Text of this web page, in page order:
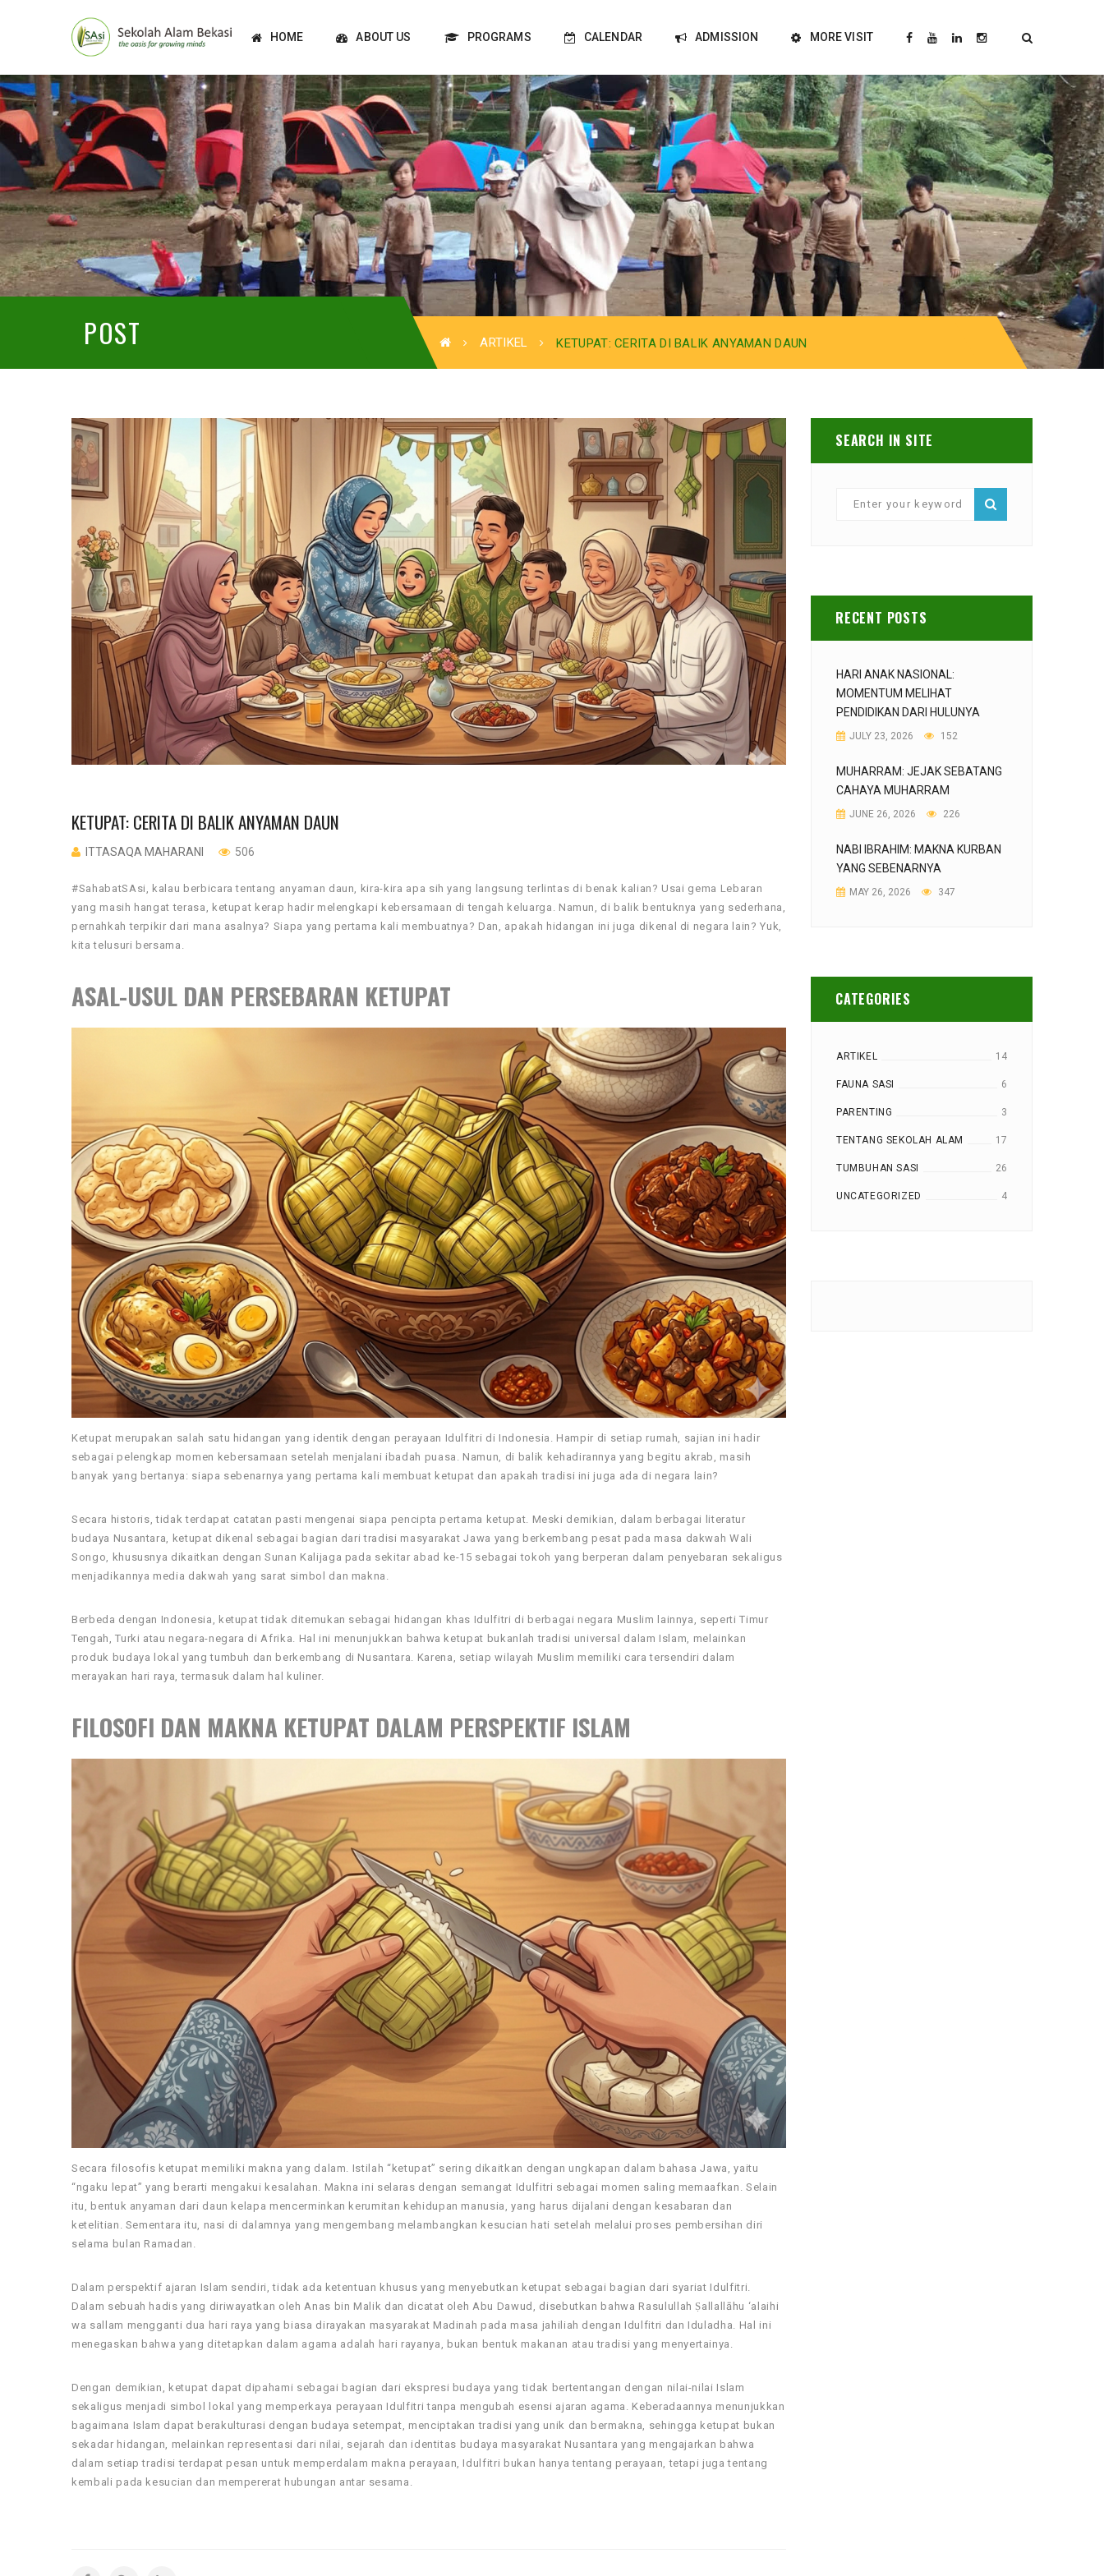
HOME ABOUT US PROGRAMS CALENDAR ADMISSION MORE VISIT
POST ARTIKEL KETUPAT: CERITA DI BALIK ANYAMAN DAUN
KETUPAT: CERITA DI BALIK ANYAMAN DAUN
ITTASAQA MAHARANI 506
#SahabatSAsi, kalau berbicara tentang anyaman daun, kira-kira apa sih yang langsung terlintas di benak kalian? Usai gema Lebaran
yang masih hangat terasa, ketupat kerap hadir melengkapi kebersamaan di tengah keluarga. Namun, di balik bentuknya yang sederhana,
pernahkah terpikir dari mana asalnya? Siapa yang pertama kali membuatnya? Dan, apakah hidangan ini juga dikenal di negara lain? Yuk,
kita telusuri bersama.
ASAL-USUL DAN PERSEBARAN KETUPAT
Ketupat merupakan salah satu hidangan yang identik dengan perayaan Idulfitri di Indonesia. Hampir di setiap rumah, sajian ini hadir
sebagai pelengkap momen kebersamaan setelah menjalani ibadah puasa. Namun, di balik kehadirannya yang begitu akrab, masih
banyak yang bertanya: siapa sebenarnya yang pertama kali membuat ketupat dan apakah tradisi ini juga ada di negara lain?
Secara historis, tidak terdapat catatan pasti mengenai siapa pencipta pertama ketupat. Meski demikian, dalam berbagai literatur
budaya Nusantara, ketupat dikenal sebagai bagian dari tradisi masyarakat Jawa yang berkembang pesat pada masa dakwah Wali
Songo, khususnya dikaitkan dengan Sunan Kalijaga pada sekitar abad ke-15 sebagai tokoh yang berperan dalam penyebaran sekaligus
menjadikannya media dakwah yang sarat simbol dan makna.
Berbeda dengan Indonesia, ketupat tidak ditemukan sebagai hidangan khas Idulfitri di berbagai negara Muslim lainnya, seperti Timur
Tengah, Turki atau negara-negara di Afrika. Hal ini menunjukkan bahwa ketupat bukanlah tradisi universal dalam Islam, melainkan
produk budaya lokal yang tumbuh dan berkembang di Nusantara. Karena, setiap wilayah Muslim memiliki cara tersendiri dalam
merayakan hari raya, termasuk dalam hal kuliner.
FILOSOFI DAN MAKNA KETUPAT DALAM PERSPEKTIF ISLAM
Secara filosofis ketupat memiliki makna yang dalam. Istilah “ketupat” sering dikaitkan dengan ungkapan dalam bahasa Jawa, yaitu
“ngaku lepat” yang berarti mengakui kesalahan. Makna ini selaras dengan semangat Idulfitri sebagai momen saling memaafkan. Selain
itu, bentuk anyaman dari daun kelapa mencerminkan kerumitan kehidupan manusia, yang harus dijalani dengan kesabaran dan
ketelitian. Sementara itu, nasi di dalamnya yang mengembang melambangkan kesucian hati setelah melalui proses pembersihan diri
selama bulan Ramadan.
Dalam perspektif ajaran Islam sendiri, tidak ada ketentuan khusus yang menyebutkan ketupat sebagai bagian dari syariat Idulfitri.
Dalam sebuah hadis yang diriwayatkan oleh Anas bin Malik dan dicatat oleh Abu Dawud, disebutkan bahwa Rasulullah Ṣallallāhu ‘alaihi
wa sallam mengganti dua hari raya yang biasa dirayakan masyarakat Madinah pada masa jahiliah dengan Idulfitri dan Iduladha. Hal ini
menegaskan bahwa yang ditetapkan dalam agama adalah hari rayanya, bukan bentuk makanan atau tradisi yang menyertainya.
Dengan demikian, ketupat dapat dipahami sebagai bagian dari ekspresi budaya yang tidak bertentangan dengan nilai-nilai Islam
sekaligus menjadi simbol lokal yang memperkaya perayaan Idulfitri tanpa mengubah esensi ajaran agama. Keberadaannya menunjukkan
bagaimana Islam dapat berakulturasi dengan budaya setempat, menciptakan tradisi yang unik dan bermakna, sehingga ketupat bukan
sekadar hidangan, melainkan representasi dari nilai, sejarah dan identitas budaya masyarakat Nusantara yang mengajarkan bahwa
dalam setiap tradisi terdapat pesan untuk memperdalam makna perayaan, Idulfitri bukan hanya tentang perayaan, tetapi juga tentang
kembali pada kesucian dan mempererat hubungan antar sesama.
SEARCH IN SITE
RECENT POSTS
HARI ANAK NASIONAL:
MOMENTUM MELIHAT
PENDIDIKAN DARI HULUNYA
JULY 23, 2026 152
MUHARRAM: JEJAK SEBATANG
CAHAYA MUHARRAM
JUNE 26, 2026 226
NABI IBRAHIM: MAKNA KURBAN
YANG SEBENARNYA
MAY 26, 2026 347
CATEGORIES
ARTIKEL 14
FAUNA SASI 6
PARENTING 3
TENTANG SEKOLAH ALAM 17
TUMBUHAN SASI 26
UNCATEGORIZED 4